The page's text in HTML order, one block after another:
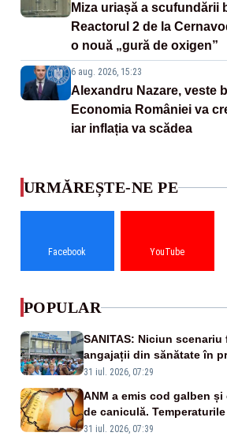
Miza uriașă a scufundării
Reactorul 2 de la
o nouă „gură de oxigen”
6 aug. 2026, 15:23
Alexandru Nazare, veste
Economia României va
iar inflația va scădea
URMĂREȘTE-NE PE
Facebook YouTube
POPULAR
SANITAS: Niciun
angajații din sănătate în
salarizării
31 iul. 2026, 07:29
ANM a emis cod galben
de caniculă. Temperaturile
de grade, iar nopțile devin
31 iul. 2026, 07:39